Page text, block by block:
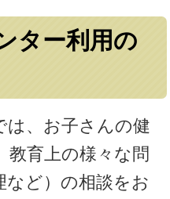
ター利用の
、お子さんの健
教育上の様々な問
など）の相談をお